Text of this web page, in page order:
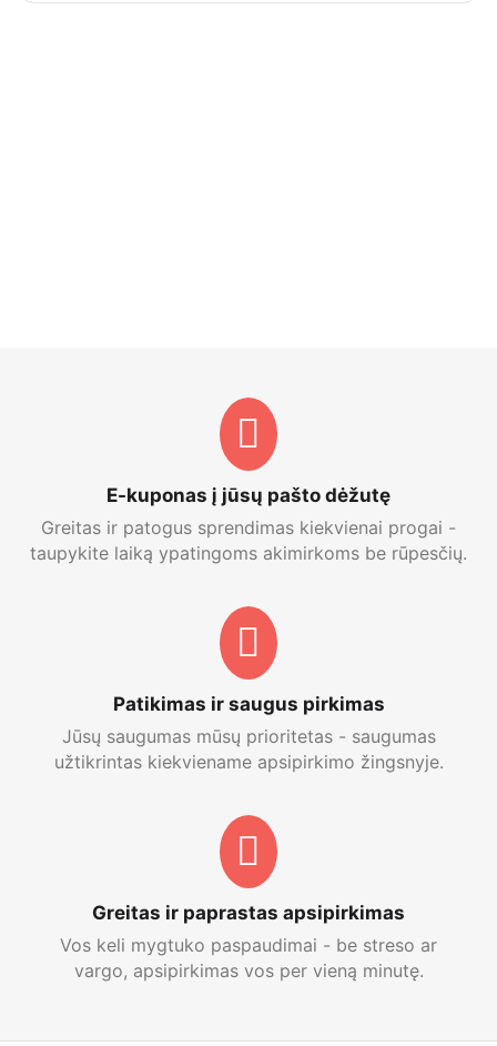
E-kuponas į jūsų pašto dėžutę
Greitas ir patogus sprendimas kiekvienai progai -
taupykite laiką ypatingoms akimirkoms be rūpesčių.
Patikimas ir saugus pirkimas
Jūsų saugumas mūsų prioritetas - saugumas
užtikrintas kiekviename apsipirkimo žingsnyje.
Greitas ir paprastas apsipirkimas
Vos keli mygtuko paspaudimai - be streso ar
vargo, apsipirkimas vos per vieną minutę.